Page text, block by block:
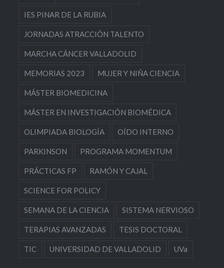
IES PINAR DE LA RUBIA
JORNADAS ATRACCIÓN TALENTO
MARCHA CÁNCER VALLADOLID
MEMORIAS 2023 MUJER Y NIÑA CIENCIA
MÁSTER BIOMEDICINA
MÁSTER EN INVESTIGACIÓN BIOMÉDICA
OLIMPIADA BIOLOGÍA OÍDO INTERNO
PARKINSON PROGRAMA MOMENTUM
PRÁCTICAS FP RAMÓN Y CAJAL
SCIENCE FOR POLICY
SEMANA DE LA CIENCIA SISTEMA NERVIOSO
TERAPIAS AVANZADAS TESIS DOCTORAL
TIC UNIVERSIDAD DE VALLADOLID UVa